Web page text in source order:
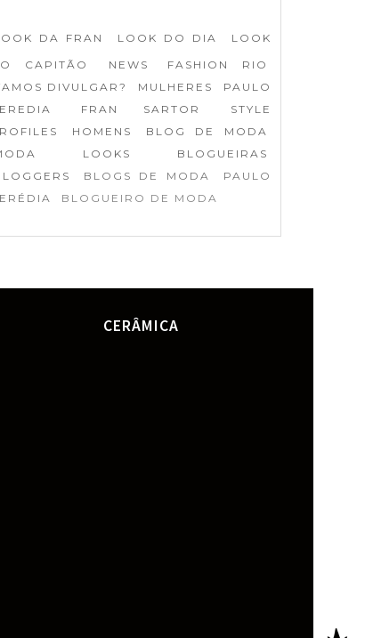
DA FRAN LOOK DO DIA
LOOK
CAPITÃO
NEWS
FASHION RIO
DIVULGAR?
MULHERES
PAULO
FRAN SARTOR
STYLE
HOMENS
BLOG DE MODA
LOOKS
BLOGUEIRAS
BLOGS DE MODA
PAULO
BLOGUEIRO DE MODA
CERÂMICA